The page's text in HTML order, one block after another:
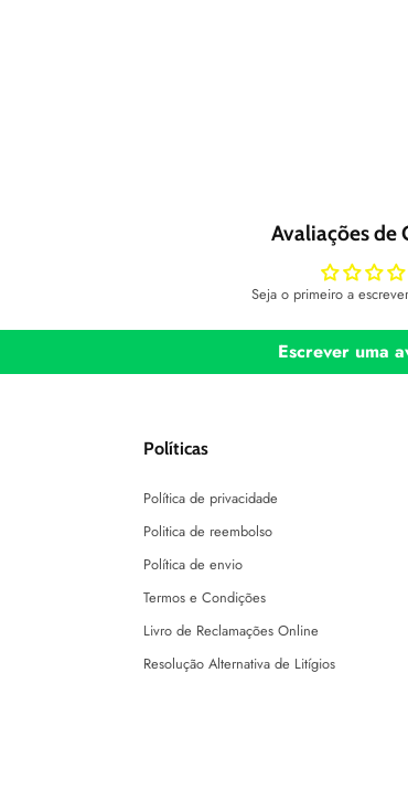
Avaliações de
Seja o primeiro a
Escrever uma
Políticas
Política de privacidade
Politica de reembolso
Política de envio
Termos e Condições
Livro de Reclamações Online
Resolução Alternativa de Litígios